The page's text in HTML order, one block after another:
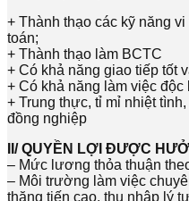
+ Thành thạo các kỹ năng
toán;
+ Thành thạo làm BCTC
+ Có khả năng giao tiếp tốt
+ Có khả năng làm việc
+ Trung thực, tỉ mỉ nhiệt
đồng nghiệp
II/ QUYỀN LỢI ĐƯỢC
– Mức lương thỏa thuận
– Môi trường làm việc
thăng tiến cao, thu nhập lý